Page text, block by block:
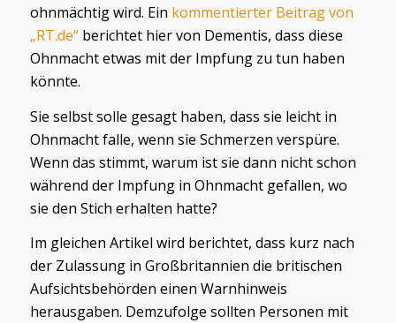
ohnmächtig wird. Ein kommentierter Beitrag von
„RT.de“berichtet hier von Dementis, dass diese
Ohnmacht etwas mit der Impfung zu tun haben
könnte.
Sie selbst solle gesagt haben, dass sie leicht in
Ohnmacht falle, wenn sie Schmerzen verspüre.
Wenn das stimmt, warum ist sie dann nicht schon
während der Impfung in Ohnmacht gefallen, wo
sie den Stich erhalten hatte?
Im gleichen Artikel wird berichtet, dass kurz nach
der Zulassung in Großbritannien die britischen
Aufsichtsbehörden einen Warnhinweis
herausgaben. Demzufolge sollten Personen mit